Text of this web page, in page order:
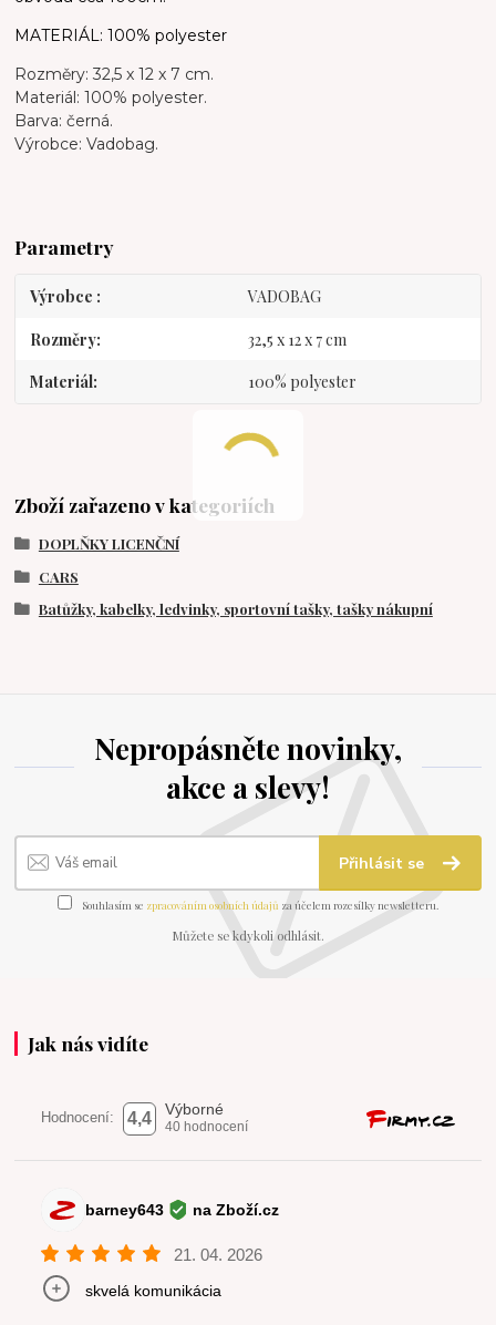
MATERIÁL: 100% polyester
Rozměry: 32,5 x 12 x 7 cm.
Materiál: 100% polyester.
Barva: černá.
Výrobce: Vadobag.
Parametry
Výrobce VADOBAG
Rozměry 32,5 x 12 x 7 cm
Materiál 100% polyester
Zboží zařazeno v kategoriích
DOPLŇKY LICENČNÍ
CARS
Batůžky, kabelky, ledvinky, sportovní tašky, tašky nákupní
Nepropásněte novinky,
akce a slevy!
Přihlásit se
Souhlasím se zpracováním osobních údajů za účelem rozesílky newsletteru.
Můžete se kdykoli odhlásit.
Jak nás vidíte